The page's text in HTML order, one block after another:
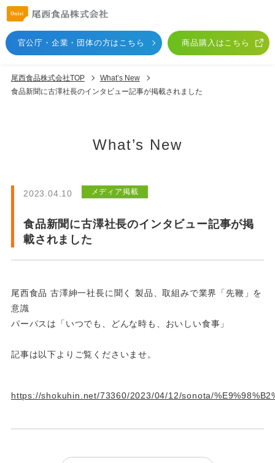
官公庁・企業・団体の方はこちら 商品購入はこちら
尾西食品株式会社TOP
What’s New
食品新聞に古澤社長のインタビュー記事が掲載されました
What’s New
2023.04.10 メディア掲載
食品新聞に古澤社長のインタビュー記事が掲
載されました
尾西食品 古澤紳一社長に聞く 製品、取組みで業界「先鞭」を
意識
パーパスは「いつでも、どんな時も、おいしい食事」
記事は以下よりご覧くださいませ。
https://shokuhin.net/73360/2023/04/12/sonota/